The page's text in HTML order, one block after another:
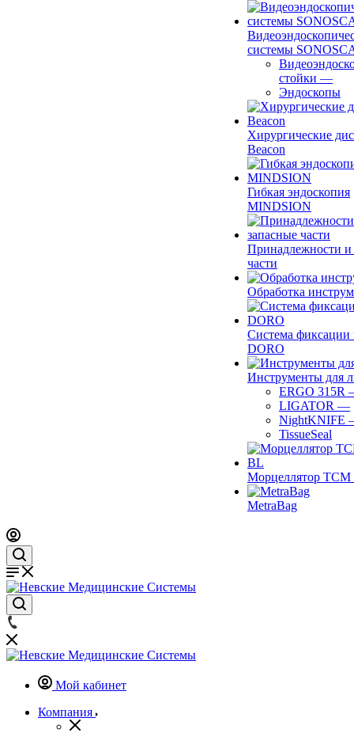
системы
стойки —
Эндоскопы
Хирургические
Beacon
Гибкая эндоскопия
MINDSION
Принадлежности и
части
Обработка
Система фиксации
DORO
Инструменты для
ERGO 315R
LIGATOR —
NightKNIFE
TissueSeal
Морцеллятор ТСМ
MetraBag
Мой кабинет
Компания